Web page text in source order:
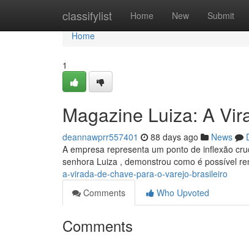
classifylist Home New Submit
Home
Home
1
Magazine Luiza: A
deannawprr557401 88 days ago News
A empresa representa um ponto de inflexão
senhora Luiza , demonstrou como é possível
a-virada-de-chave-para-o-varejo-brasileiro
Comments
Who Upvoted
Comments